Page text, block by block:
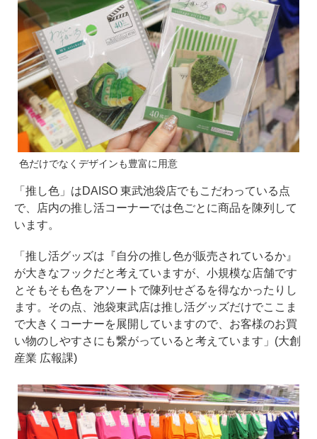
色だけでなくデザインも豊富に用意
「推し色」はDAISO 東武池袋店でもこだわっている点
で、店内の推し活コーナーでは色ごとに商品を陳列して
います。
「推し活グッズは『自分の推し色が販売されているか』
が大きなフックだと考えていますが、小規模な店舗です
とそもそも色をアソートで陳列せざるを得なかったりし
ます。その点、池袋東武店は推し活グッズだけでここま
で大きくコーナーを展開していますので、お客様のお買
い物のしやすさにも繋がっていると考えています」(大創
産業 広報課)